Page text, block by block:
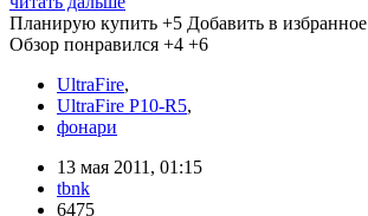
Планирую купить +5 Добавить в избранное
Обзор понравился +4 +6
UltraFire,
UltraFire P10-R5,
фонари
13 мая 2011, 01:15
tbnk
6475